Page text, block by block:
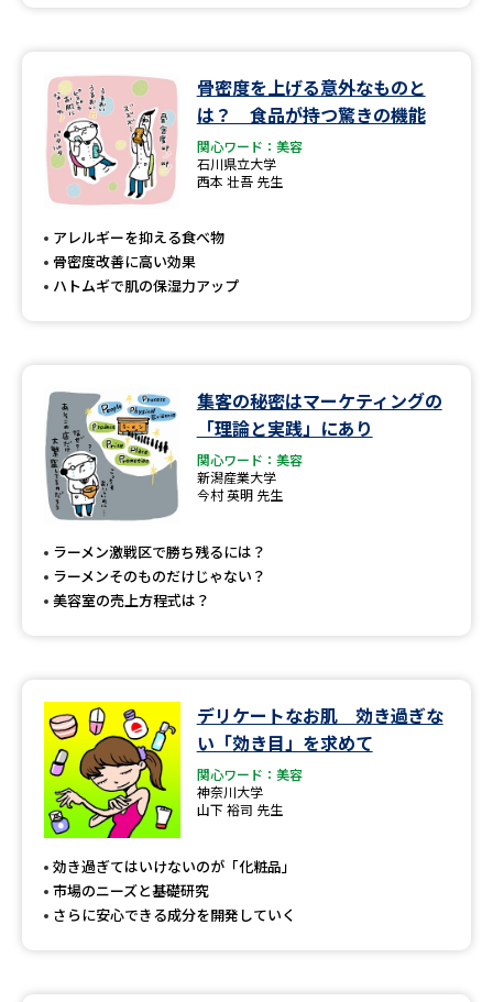
骨密度を上げる意外なものと
は？ 食品が持つ驚きの機能
関心ワード：美容
石川県立大学
西本 壮吾 先生
アレルギーを抑える食べ物
骨密度改善に高い効果
ハトムギで肌の保湿力アップ
集客の秘密はマーケティングの
「理論と実践」にあり
関心ワード：美容
新潟産業大学
今村 英明 先生
ラーメン激戦区で勝ち残るには？
ラーメンそのものだけじゃない？
美容室の売上方程式は？
デリケートなお肌 効き過ぎな
い「効き目」を求めて
関心ワード：美容
神奈川大学
山下 裕司 先生
効き過ぎてはいけないのが「化粧品」
市場のニーズと基礎研究
さらに安心できる成分を開発していく